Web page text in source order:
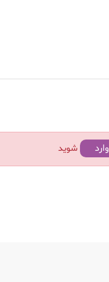
وارد شوید